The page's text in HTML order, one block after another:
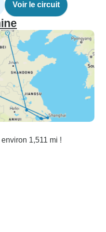
Voir le circuit
1,511 mi !